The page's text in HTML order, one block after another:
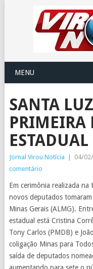
MENU
SANTA
PRIMEIRA
ESTADUAL
Jornal Virou Notícia 04/
comentário
Em cerimônia realizada
novos deputados
Minas Gerais (ALMG).
estadual está Cristina
Tony Carlos (PMDB) e
coligação Minas para
saída de deputados